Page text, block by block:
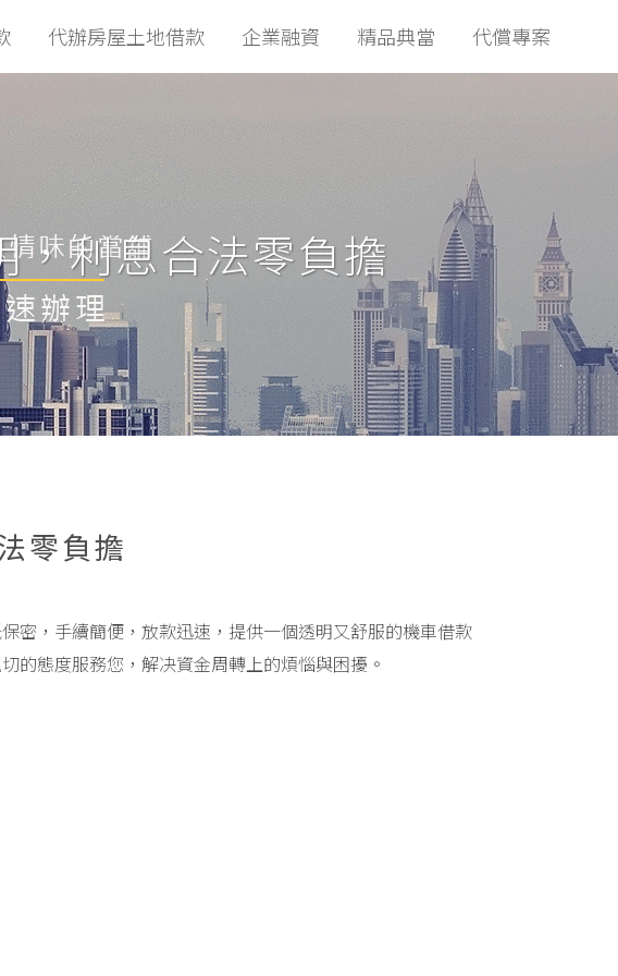
代辦房屋土地借款 企業融資 精品典當 代償專案
，利息合法零負擔
零負擔
密，手續簡便，放款迅速，提供一個透明又舒服的機車借款
的態度服務您，解决資金周轉上的煩惱與困擾。